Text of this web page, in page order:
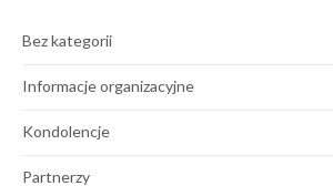
Bez kategorii
Informacje organizacyjne
Kondolencje
Partnerzy